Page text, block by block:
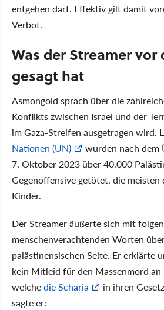
entgehen darf. Effektiv gilt damit
Verbot.
Was der Streamer vor
gesagt hat
Asmongold sprach über die
Konflikts zwischen Israel und der
im Gaza-Streifen ausgetragen wird.
Nationen (UN)
wurden nach dem
7. Oktober 2023 über 40.000
Gegenoffensive getötet, die meisten
Kinder.
Der Streamer äußerte sich mit
menschenverachtenden Worten
palästinensischen Seite. Er erklärte
kein Mitleid für den Massenmord an
welchedie Scharia
in ihren
sagte er: